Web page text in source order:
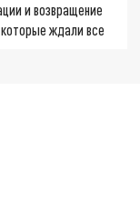
и возвращение
ждали все